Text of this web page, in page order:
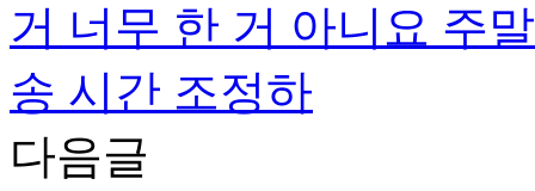
거 너무 한 거 아니요 주
송 시간 조정하
다음글